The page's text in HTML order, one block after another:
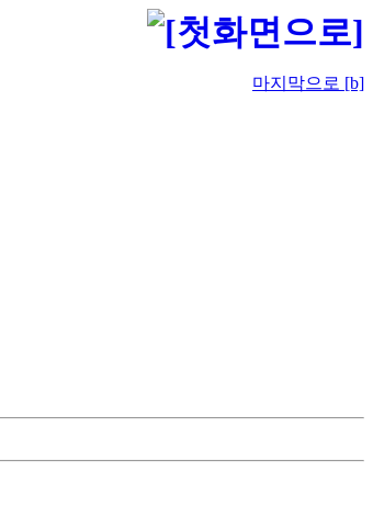
마지막으로 [b]